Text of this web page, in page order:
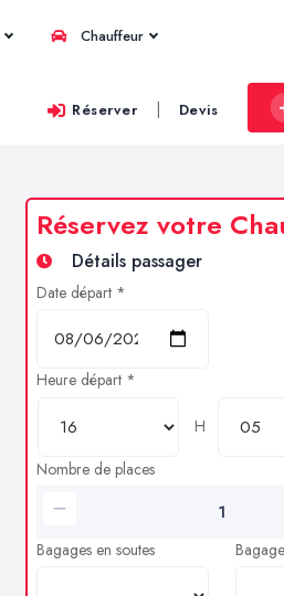
Chauffeur
Réserver | Devis
Réservez votre
Détails passager
Date départ *
Heure départ *
H
Nombre de places
Bagages en soutes